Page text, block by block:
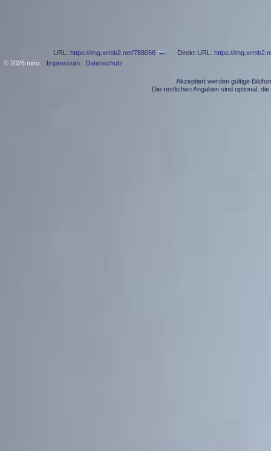
URL: https://img.xrmb2.net/788066 Direkt-URL: https://
© 2026 miro. Impressum Datenschutz
Akzeptiert werden gültige
Die restlichen Angaben sind optional,